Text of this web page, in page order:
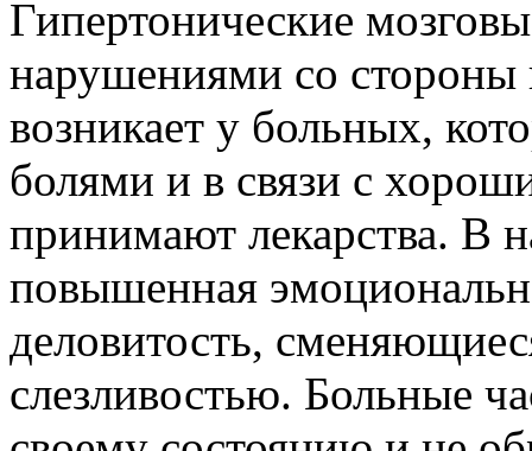
Гипертонические
нарушениями со
возникает у больных,
болями и в связи с
принимают лекарства. В
повышенная
деловитость,
слезливостью. Больные